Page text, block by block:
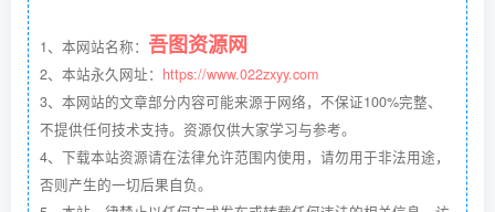
1、本网站名称： 吾图资源网
2、本站永久网址： https://www.022zxyy.com
3、本网站的文章部分内容可能来源于网络，不保证100%完整、
不提供任何技术支持。资源仅供大家学习与参考。
4、下载本站资源请在法律允许范围内使用，请勿用于非法用途，
否则产生的一切后果自负。